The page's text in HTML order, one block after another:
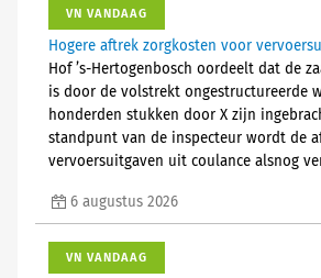
VN VANDAAG
Hogere aftrek zorgkosten voor
Hof ’s-Hertogenbosch oordeelt dat de
is door de volstrekt ongestructureerde
honderden stukken door X zijn
standpunt van de inspecteur wordt de
vervoersuitgaven uit coulance alsnog
6 augustus 2026
VN VANDAAG